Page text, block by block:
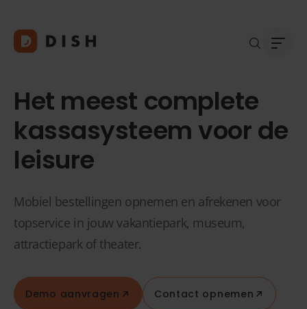
Het meest complete
kassasysteem voor de
leisure
Mobiel bestellingen opnemen en afrekenen voor
topservice in jouw vakantiepark, museum,
attractiepark of theater.
Demo aanvragen Contact opnemen